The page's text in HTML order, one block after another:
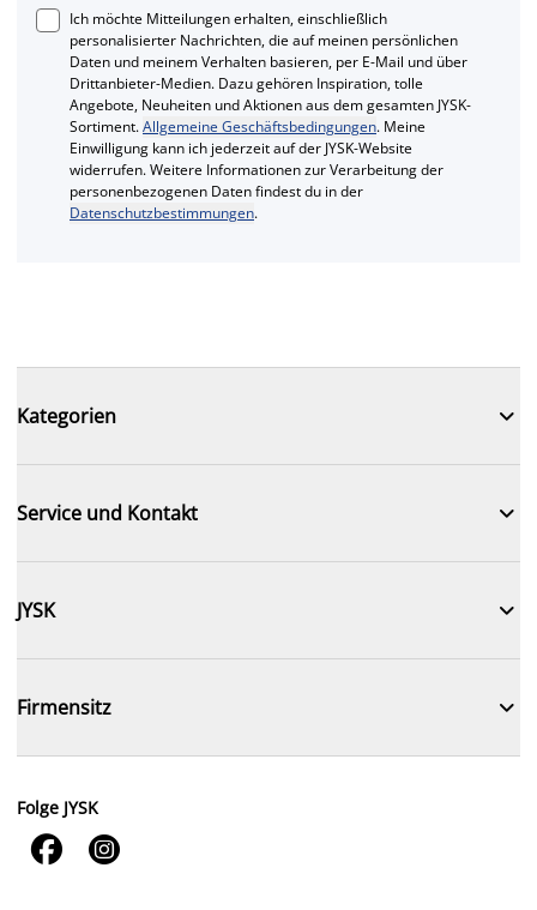
Ich möchte Mitteilungen erhalten, einschließlich
personalisierter Nachrichten, die auf meinen persönlichen
Daten und meinem Verhalten basieren, per E-Mail und über
Drittanbieter-Medien. Dazu gehören Inspiration, tolle
Angebote, Neuheiten und Aktionen aus dem gesamten JYSK-
Sortiment.Allgemeine Geschäftsbedingungen. Meine
Einwilligung kann ich jederzeit auf der JYSK-Website
widerrufen. Weitere Informationen zur Verarbeitung der
personenbezogenen Daten findest du in der
Datenschutzbestimmungen.
Kategorien 
Service und Kontakt 
JYSK 
Firmensitz 
Folge JYSK
 